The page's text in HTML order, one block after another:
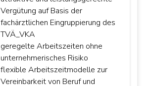
Vergütung auf Basis der
fachärztlichen Eingruppierung des
TVÄ_VKA
geregelte Arbeitszeiten ohne
unternehmerisches Risiko
flexible Arbeitszeitmodelle zur
Vereinbarkeit von Beruf und